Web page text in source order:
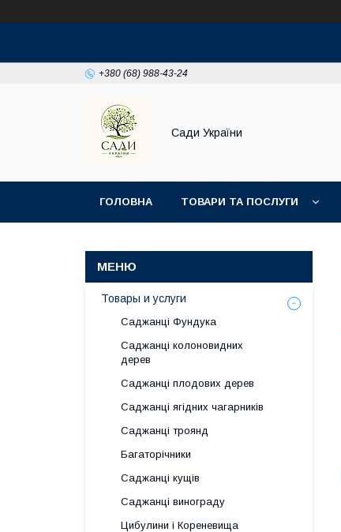
+380 (68) 988-43-24
Сади України
ГОЛОВНА ТОВАРИ ТА ПОСЛУГИ
Товары и услуги
Саджанці Фундука
Саджанці колоновидних
дерев
Саджанці плодових дерев
Саджанці ягідних чагарників
Саджанці троянд
Багаторічники
Саджанці кущів
Саджанці винограду
Цибулини і Кореневища